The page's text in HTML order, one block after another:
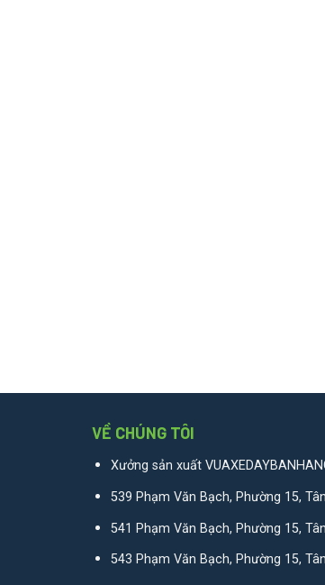
VỀ CHÚNG TÔI
Xưởng sản xuất
539 Phạm Văn Bạch, Phường 15,
541 Phạm Văn Bạch, Phường 15,
543 Phạm Văn Bạch, Phường 15,